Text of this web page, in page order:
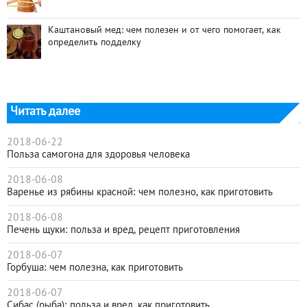
Каштановый мед: чем полезен и от чего помогает, как
определить подделку
Читать далее
2018-06-22
Польза самогона для здоровья человека
2018-06-08
Варенье из рябины красной: чем полезно, как приготовить
2018-06-08
Печень щуки: польза и вред, рецепт приготовления
2018-06-07
Горбуша: чем полезна, как приготовить
2018-06-07